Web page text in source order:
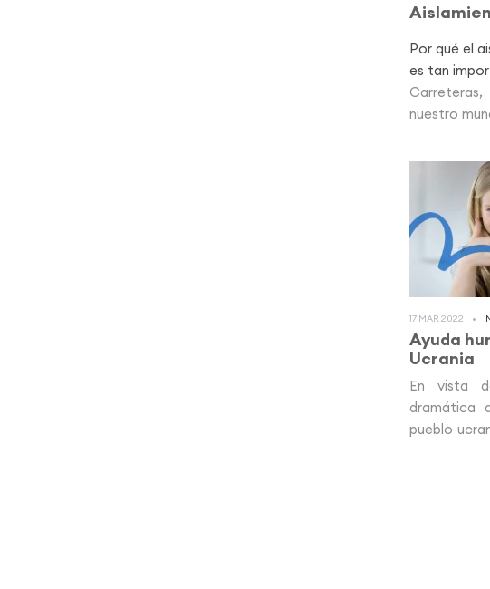
Por qué el
es tan
nuestro
17 MAR 2022
Ayuda
Ucrania
En vista
dramática
pueblo